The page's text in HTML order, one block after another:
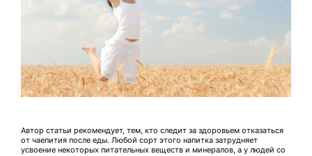
Автор статьи рекомендует, тем, кто следит за здоровьем отказаться
от чаепития после еды. Любой сорт этого напитка затрудняет
усвоение некоторых питательных веществ и минералов, а у людей со